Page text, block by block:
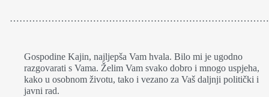
Gospodine Kajin, najljepša Vam hvala. Bilo mi je ugodno
razgovarati s Vama. Želim Vam svako dobro i mnogo uspjeha,
kako u osobnom životu, tako i vezano za Vaš daljnji politički i
javni rad.